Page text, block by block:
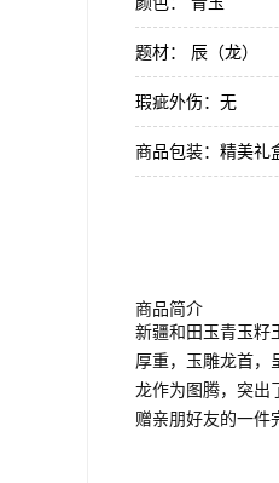
题材： 辰（龙）
瑕疵外伤： 无
商品包装： 精美礼
商品简介
新疆和田玉青玉籽
厚重，玉雕龙首，
龙作为图腾，突出
赠亲朋好友的一件